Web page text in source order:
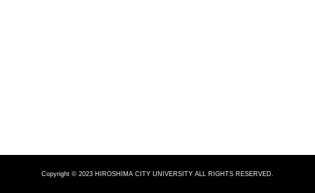
Copyright © 2023 HIROSHIMA CITY UNIVERSITY ALL RIGHTS RESERVED.